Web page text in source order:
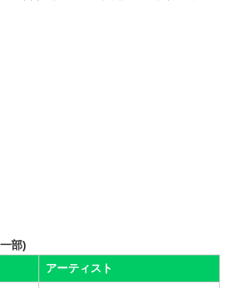
部)
アーティスト